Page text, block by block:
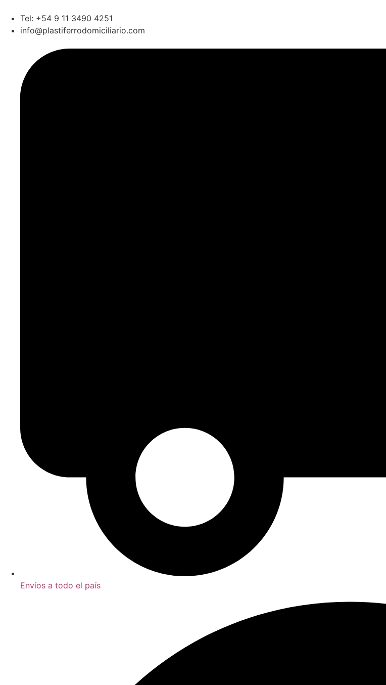
Tel: +54 9 11 3490 4251
info@plastiferrodomiciliario.com
Envíos a todo el país